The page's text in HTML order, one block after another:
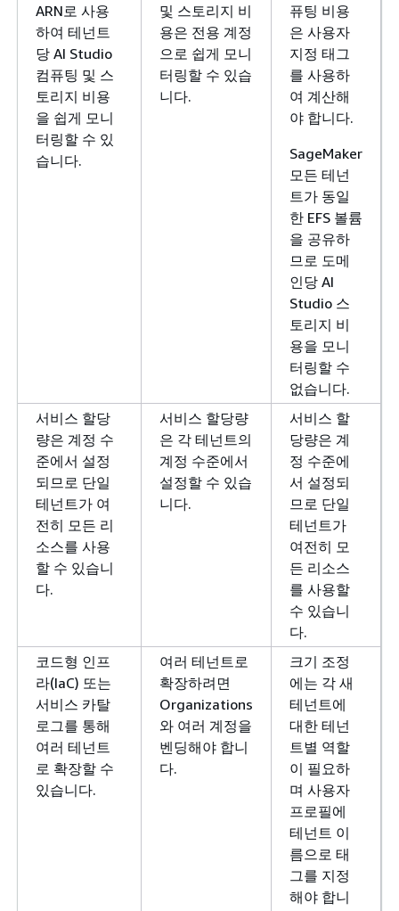
ARN로 사용
하여 테넌트
당 AI Studio
컴퓨팅 및 스
토리지 비용
을 쉽게 모니
터링할 수 있
습니다.
및 스토리지 비
용은 전용 계정
으로 쉽게 모니
터링할 수 있습
니다.
퓨팅 비용
은 사용자
지정 태그
를 사용하
여 계산해
야 합니다.
SageMaker
모든 테넌
트가 동일
한 EFS 볼륨
을 공유하
므로 도메
인당 AI
Studio 스
토리지 비
용을 모니
터링할 수
없습니다.
서비스 할당
량은 계정 수
준에서 설정
되므로 단일
테넌트가 여
전히 모든 리
소스를 사용
할 수 있습니
다.
서비스 할당량
은 각 테넌트의
계정 수준에서
설정할 수 있습
니다.
서비스 할
당량은 계
정 수준에
서 설정되
므로 단일
테넌트가
여전히 모
든 리소스
를 사용할
수 있습니
다.
코드형 인프
라(IaC) 또는
서비스 카탈
로그를 통해
여러 테넌트
로 확장할 수
있습니다.
여러 테넌트로
확장하려면
Organizations
와 여러 계정을
벤딩해야 합니
다.
크기 조정
에는 각 새
테넌트에
대한 테넌
트별 역할
이 필요하
며 사용자
프로필에
테넌트 이
름으로 태
그를 지정
해야 합니